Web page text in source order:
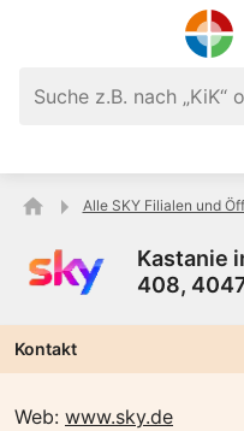
Alle SKY Filialen und
Kastanie
408,
Kontakt
Web: www.sky.de